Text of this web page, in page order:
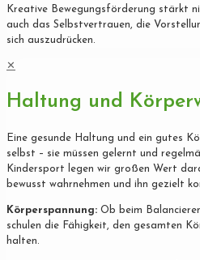
Kreative Bewegungsförderung stärkt
auch das Selbstvertrauen, die
sich auszudrücken.
✕
Haltung und
Eine gesunde Haltung und ein gutes
selbst – sie müssen gelernt und
Kindersport legen wir großen Wert
bewusst wahrnehmen und ihn gezielt
Körperspannung: Ob beim
schulen die Fähigkeit, den gesamten
halten.